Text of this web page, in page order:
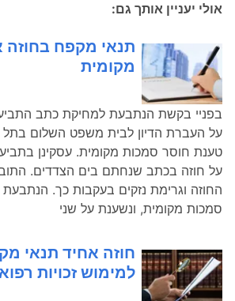
אולי יעניין אותך גם:
תנאי מקפח בחוזה
מקומית
בפניי בקשת הנתבעת למחיקת כתב התביעה
על העברת הדיון לבית משפט השלום בתל
טענת חוסר סמכות
על חוזה בכתב שנחתם בים הצדדים.
החוזה וגרימת
סמכות מקומית, ונשענת על שני
חוזה אחיד תנאי
למימוש זכויות